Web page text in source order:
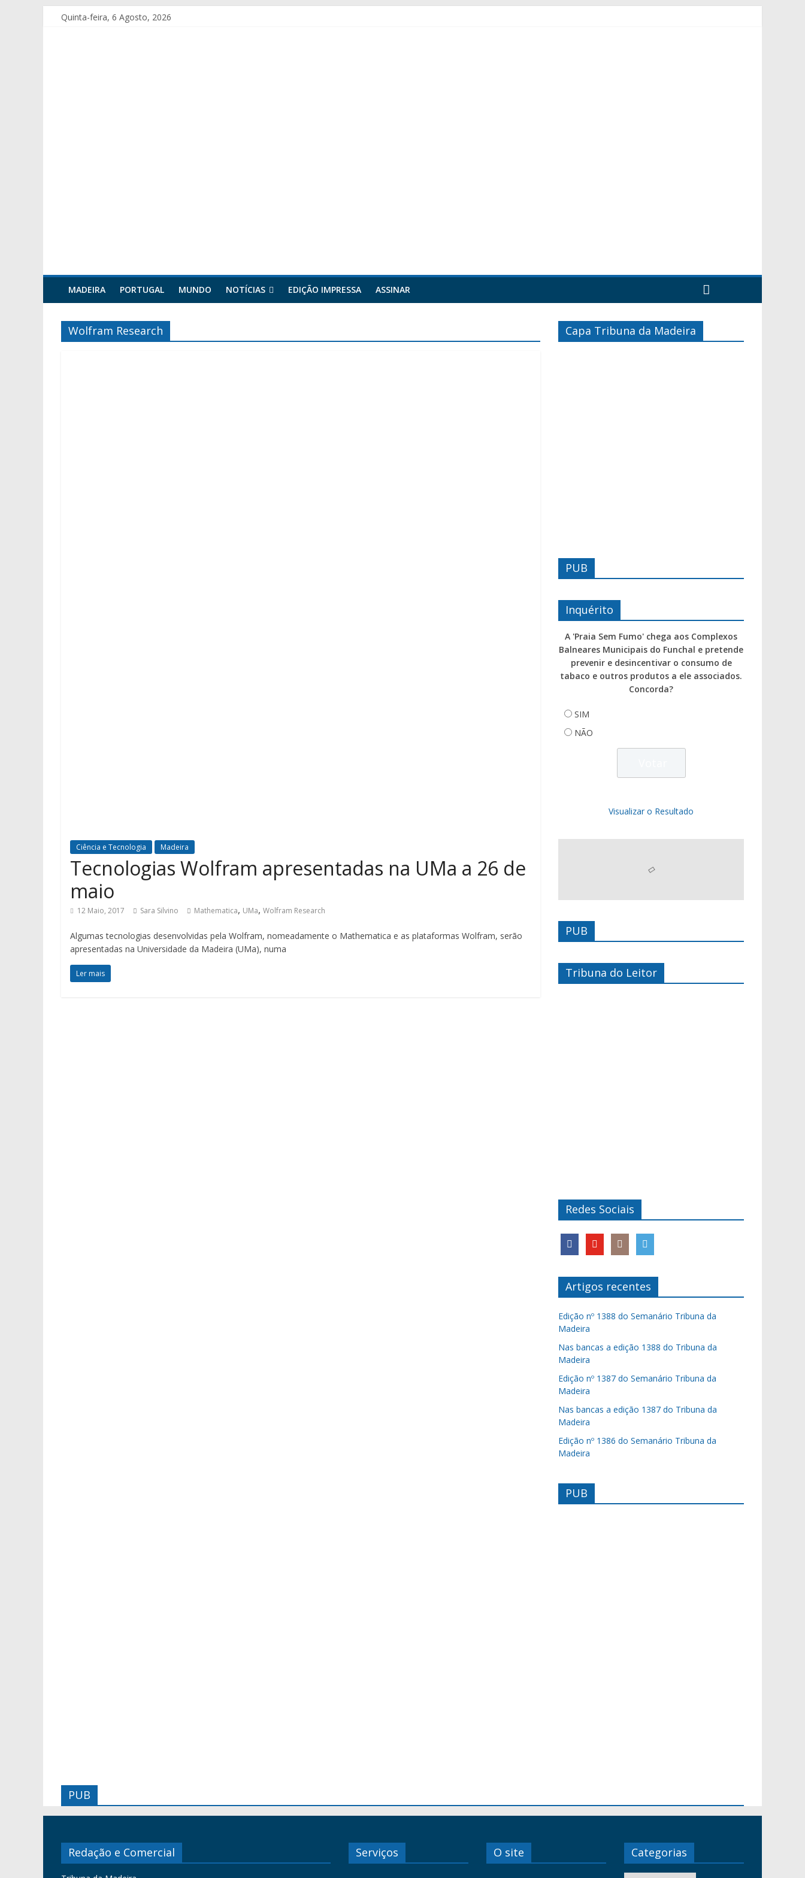
Quinta-feira, 6 Agosto, 2026
MADEIRA PORTUGAL MUNDO NOTÍCIAS EDIÇÃO IMPRESSA ASSINAR
Wolfram Research
Ciência e Tecnologia Madeira
Tecnologias Wolfram apresentadas na UMa a 26 de
maio
12 Maio, 2017 Sara Silvino Mathematica, UMa, Wolfram Research
Algumas tecnologias desenvolvidas pela Wolfram, nomeadamente o Mathematica e as plataformas Wolfram, serão
apresentadas na Universidade da Madeira (UMa), numa
Ler mais
Capa Tribuna da Madeira
PUB
Inquérito
A 'Praia Sem Fumo' chega aos Complexos
Balneares Municipais do Funchal e pretende
prevenir e desincentivar o consumo de
tabaco e outros produtos a ele associados.
Concorda?
SIM
NÃO
Visualizar o Resultado
PUB
Tribuna do Leitor
Redes Sociais
Artigos recentes
Edição nº 1388 do Semanário Tribuna da
Madeira
Nas bancas a edição 1388 do Tribuna da
Madeira
Edição nº 1387 do Semanário Tribuna da
Madeira
Nas bancas a edição 1387 do Tribuna da
Madeira
Edição nº 1386 do Semanário Tribuna da
Madeira
PUB
PUB
Redação e Comercial Serviços O site Categorias